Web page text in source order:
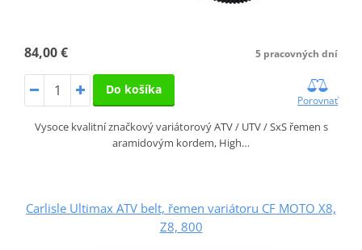
84,00 € 5 pracovných dní
Do košíka
Porovnať
Vysoce kvalitní značkový variátorový ATV / UTV / SxS řemen s
aramidovým kordem, High…
Carlisle Ultimax ATV belt, řemen variátoru CF MOTO X8,
Z8, 800